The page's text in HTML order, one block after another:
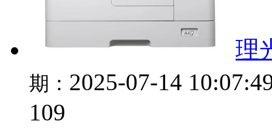
理
期： 2025-07-14
109